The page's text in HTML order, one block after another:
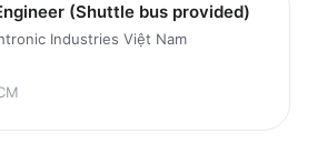
(Shuttle bus provided)
Industries Việt Nam